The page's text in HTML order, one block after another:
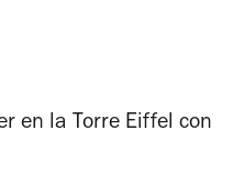
en la Torre Eiffel con